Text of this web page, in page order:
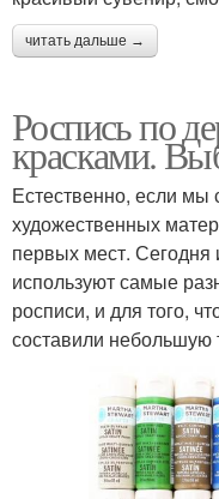
читать дальше →
Роспись по
красками.
Естественно, если мы
художественных
первых мест.
используют самые
росписи, и для того,
составили небольшую